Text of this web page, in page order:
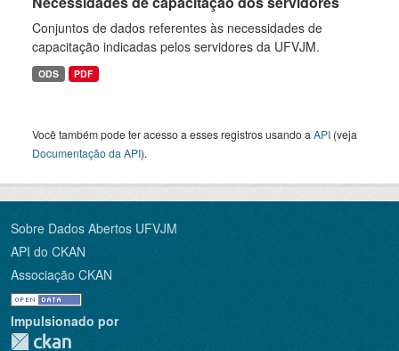
Conjuntos de dados referentes às necessidades de
capacitação indicadas pelos servidores da UFVJM.
ODS PDF
Você também pode ter acesso a esses registros usando a API (veja
Documentação da API).
Sobre Dados Abertos UFVJM
API do CKAN
Associação CKAN
Impulsionado por